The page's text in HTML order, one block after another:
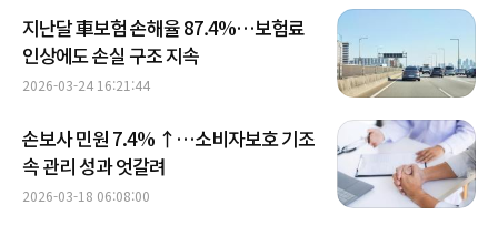
지난달 車보험 손해율 87.4%…보험료
인상에도 손실 구조 지속
2026-03-24 16:21:44
손보사 민원 7.4% ↑…소비자보호 기조
속 관리 성과 엇갈려
2026-03-18 06:08:00